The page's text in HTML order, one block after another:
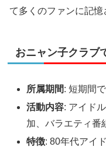
て多くのファンに記憶
おニャン子クラブ
所属期間: 短期間
活動内容: アイド
加、バラエティ番
特徴: 80年代アイ